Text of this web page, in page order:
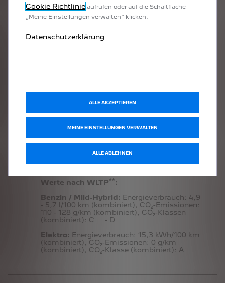
AUSSTATTUNGSLINIE:
Ab29.890 €inkl. MwSt.*
qualifiziert für E-Auto-Förderung
Werte nach WLTP**:
Benzin / Mild-Hybrid: Energieverbrauch: 4,9
- 5,7 l/100 km (kombiniert), CO₂-Emissionen:
110 - 128 g/km (kombiniert), CO₂-Klassen
(kombiniert): C
- D
Elektro: Energieverbrauch: 15,3 kWh/100 km
(kombiniert), CO₂-Emissionen: 0 g/km
(kombiniert), CO₂-Klasse (kombiniert): A
Cookie‑Richtlinieaufrufen oder auf die Schaltfläche
„Meine Einstellungen verwalten“ klicken.
Datenschutzerklärung
MEINE EINSTELLUNGEN VERWALTEN
ALLE AKZEPTIEREN
ALLE ABLEHNEN